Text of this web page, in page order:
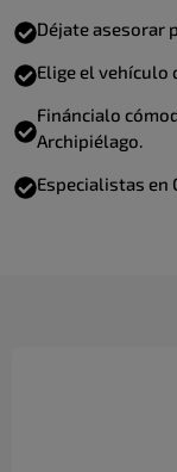
Déjate asesorar
Elige el vehículo
Fináncialo
Archipiélago.
Especialistas en